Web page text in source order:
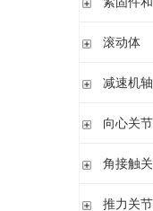
立式轴承座
立式轴承座
立式轴承座
立式轴承座
紧定套
锁紧螺
止动垫圈
止动卡
滚动体
钢球
减速机
无外圈
外球面
向心关
向心关
角接触
角接触
推力关